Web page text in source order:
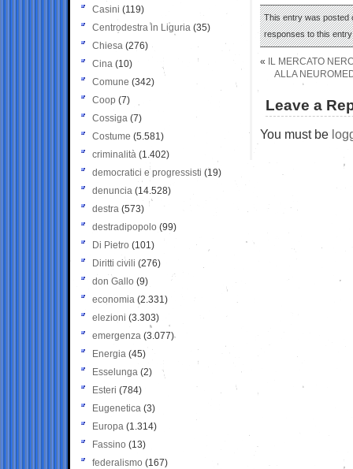
This entry was posted
responses to this
«
IL MERCATO
ALLA
Leave a
You must be
Casini (119)
Centrodestra in Liguria (35)
Chiesa (276)
Cina (10)
Comune (342)
Coop (7)
Cossiga (7)
Costume (5.581)
criminalità (1.402)
democratici e progressisti (19)
denuncia (14.528)
destra (573)
destradipopolo (99)
Di Pietro (101)
Diritti civili (276)
don Gallo (9)
economia (2.331)
elezioni (3.303)
emergenza (3.077)
Energia (45)
Esselunga (2)
Esteri (784)
Eugenetica (3)
Europa (1.314)
Fassino (13)
federalismo (167)